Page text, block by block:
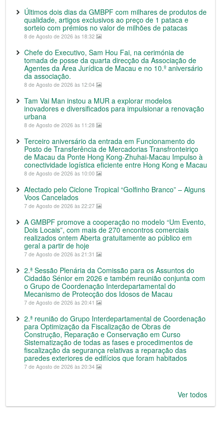
Últimos dois dias da GMBPF com milhares de produtos de
qualidade, artigos exclusivos ao preço de 1 pataca e
sorteio com prémios no valor de milhões de patacas
8 de Agosto de 2026 às 18:32
Chefe do Executivo, Sam Hou Fai, na cerimónia de
tomada de posse da quarta direcção da Associação de
Agentes da Área Jurídica de Macau e no 10.º aniversário
da associação.
8 de Agosto de 2026 às 12:04
Tam Vai Man instou a MUR a explorar modelos
inovadores e diversificados para impulsionar a renovação
urbana
8 de Agosto de 2026 às 11:28
Terceiro aniversário da entrada em Funcionamento do
Posto de Transferência de Mercadorias Transfronteiriço
de Macau da Ponte Hong Kong-Zhuhai-Macau Impulso à
conectividade logística eficiente entre Hong Kong e Macau
8 de Agosto de 2026 às 10:00
Afectado pelo Ciclone Tropical “Golfinho Branco” – Alguns
Voos Cancelados
7 de Agosto de 2026 às 22:27
A GMBPF promove a cooperação no modelo “Um Evento,
Dois Locais”, com mais de 270 encontros comerciais
realizados ontem Aberta gratuitamente ao público em
geral a partir de hoje
7 de Agosto de 2026 às 21:31
2.ª Sessão Plenária da Comissão para os Assuntos do
Cidadão Sénior em 2026 e também reunião conjunta com
o Grupo de Coordenação Interdepartamental do
Mecanismo de Protecção dos Idosos de Macau
7 de Agosto de 2026 às 20:41
2.ª reunião do Grupo Interdepartamental de Coordenação
para Optimização da Fiscalização de Obras de
Construção, Reparação e Conservação em Curso
Sistematização de todas as fases e procedimentos de
fiscalização da segurança relativas a reparação das
paredes exteriores de edifícios que foram habitados
7 de Agosto de 2026 às 20:34
Ver todos